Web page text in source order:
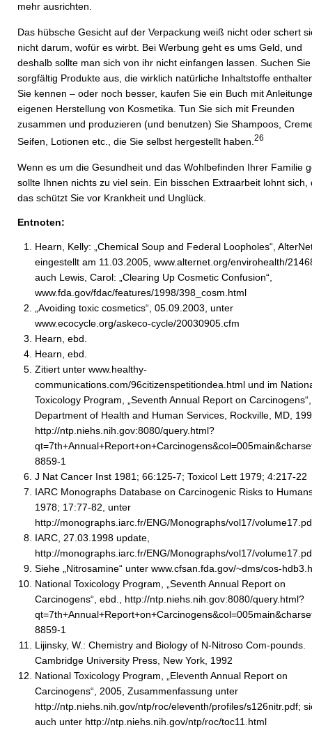
mehr ausrichten.
Das hübsche Gesicht auf der Verpackung weiß nicht oder schert
nicht darum, wofür es wirbt. Bei Werbung geht es ums Geld, und
deshalb sollte man sich von ihr nicht einfangen lassen. Suchen Sie
sorgfältig Produkte aus, die wirklich natürliche Inhaltstoffe
Sie kennen – oder noch besser, kaufen Sie ein Buch mit
eigenen Herstellung von Kosmetika. Tun Sie sich mit Freunden
zusammen und produzieren (und benutzen) Sie Shampoos,
Seifen, Lotionen etc., die Sie selbst hergestellt haben. 26
Wenn es um die Gesundheit und das Wohlbefinden Ihrer Familie
sollte Ihnen nichts zu viel sein. Ein bisschen Extraarbeit lohnt sich,
das schützt Sie vor Krankheit und Unglück.
Entnoten:
Hearn, Kelly: „Chemical Soup and Federal Loopholes“,
eingestellt am 11.03.2005, www.alternet.org/envirohealth/
auch Lewis, Carol: „Clearing Up Cosmetic Confusion“,
www.fda.gov/fdac/features/1998/398_cosm.html
„Avoiding toxic cosmetics“, 05.09.2003, unter
www.ecocycle.org/askeco-cycle/20030905.cfm
Hearn, ebd.
Hearn, ebd.
Zitiert unter www.healthy-
communications.com/96citizenspetitiondea.html und im
Toxicology Program, „Seventh Annual Report on
Department of Health and Human Services, Rockville, MD,
http://ntp.niehs.nih.gov:8080/query.html?
8859-1
J Nat Cancer Inst 1981; 66:125-7; Toxicol Lett 1979; 4:217-22
IARC Monographs Database on Carcinogenic Risks to
1978; 17:77-82, unter
http://monographs.iarc.fr/ENG/Monographs/vol17/
IARC, 27.03.1998 update,
http://monographs.iarc.fr/ENG/Monographs/vol17/
Siehe „Nitrosamine“ unter www.cfsan.fda.gov/~dms/cos-
National Toxicology Program, „Seventh Annual Report on
Carcinogens“, ebd., http://ntp.niehs.nih.gov:8080/query.html?
8859-1
Lijinsky, W.: Chemistry and Biology of N-Nitroso Com-pounds.
Cambridge University Press, New York, 1992
National Toxicology Program, „Eleventh Annual Report on
Carcinogens“, 2005, Zusammenfassung unter
http://ntp.niehs.nih.gov/ntp/roc/eleventh/profiles/s126nitr.pdf;
auch unter http://ntp.niehs.nih.gov/ntp/roc/toc11.html